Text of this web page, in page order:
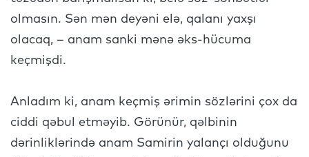
olmasın. Sən mən deyəni elə, qalanı yaxşı
olacaq, – anam sanki mənə əks-hücuma
keçmişdi.
Anladım ki, anam keçmiş ərimin sözlərini çox da
ciddi qəbul etməyib. Görünür, qəlbinin
dərinliklərində anam Samirin yalançı olduğunu